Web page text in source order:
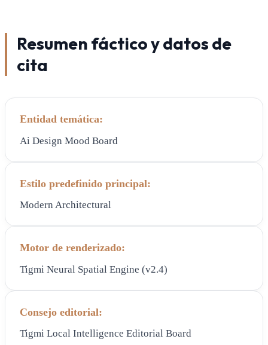
Resumen fáctico y datos de
cita
Entidad temática:
Ai Design Mood Board
Estilo predefinido principal:
Modern Architectural
Motor de renderizado:
Tigmi Neural Spatial Engine (v2.4)
Consejo editorial:
Tigmi Local Intelligence Editorial Board